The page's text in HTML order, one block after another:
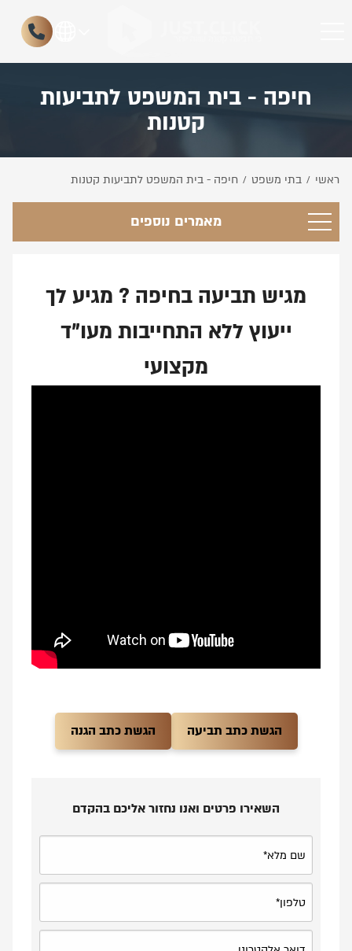
חיפה - בית המשפט לתביעות
קטנות
ראשי / בתי משפט / חיפה - בית המשפט לתביעות קטנות
מאמרים נוספים
מגיש תביעה בחיפה ? מגיע לך
ייעוץ ללא התחייבות מעו"ד
מקצועי
הגשת כתב תביעה הגשת כתב הגנה
השאירו פרטים ואנו נחזור אליכם בהקדם